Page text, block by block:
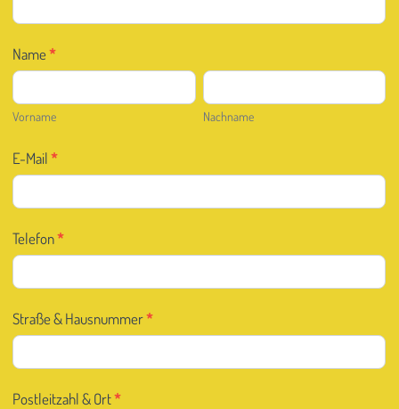
Name*
Vorname
Vorname
Nachname
Nachname
E-Mail*
Telefon*
Straße & Hausnummer*
Postleitzahl & Ort*